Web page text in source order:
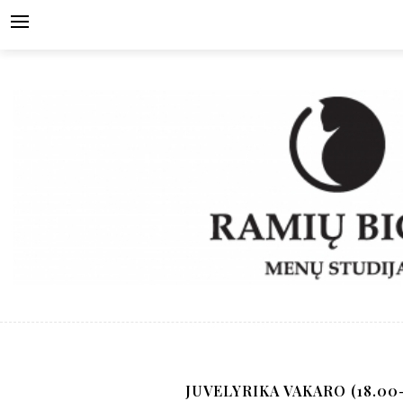
JUVELYRIKA VAKARO